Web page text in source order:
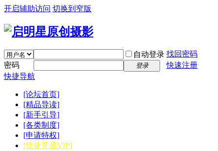
开启辅助访问 切换到窄版
自动登录 找回密码
密码
登录
快速注册
快捷导航
[论坛首页]
[精品导读]
[新手引导]
[各类制度]
[申请特权]
[快捷开通VIP]